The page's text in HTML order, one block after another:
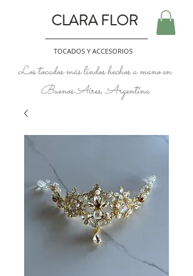
CLARA FLOR
TOCADOS Y ACCESORIOS
Los tocados más lindos hechos a mano en
Buenos Aires, Argentina